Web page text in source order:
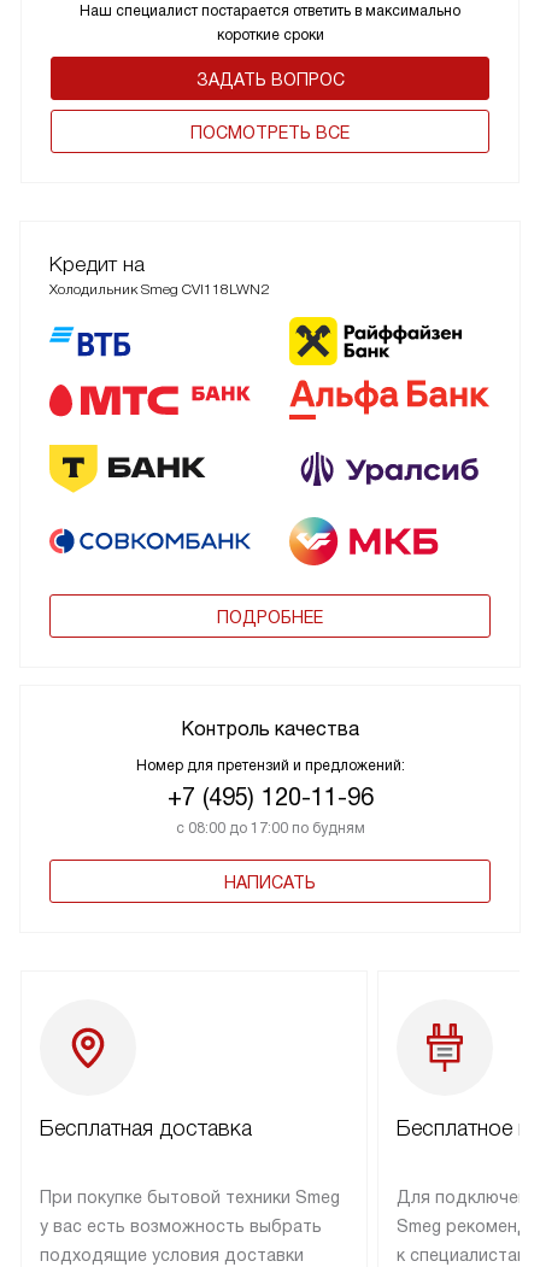
Наш специалист постарается ответить в максимально
короткие сроки
ЗАДАТЬ ВОПРОС
ПОCМОТРЕТЬ ВСЕ
Кредит на
Холодильник Smeg CVI118LWN2
ПОДРОБНЕЕ
Контроль качества
Номер для претензий и предложений:
+7 (495) 120-11-96
с 08:00 до 17:00 по будням
НАПИСАТЬ
Бесплатная доставка
При покупке бытовой техники Smeg
у вас есть возможность выбрать
подходящие условия доставки
Бесплатное
Для
Smeg
к специалистам